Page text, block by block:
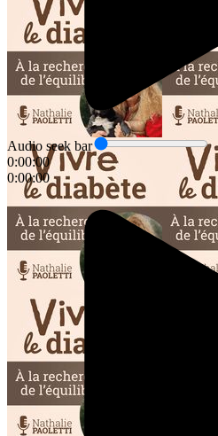
Audio seek bar
0:00:00
0:00:00